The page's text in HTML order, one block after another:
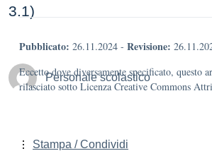
3.1)
Personale scolastico
Pubblicato: 26.11.2024 - Revisione:
Eccetto dove diversamente specificato, questo
rilasciato sotto Licenza Creative Commons
Stampa / Condividi